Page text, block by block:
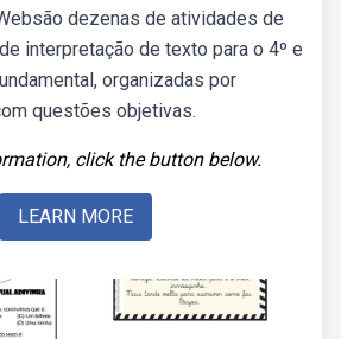
dezenas de atividades de
interpretação de texto para o 4º e
organizadas por
questões objetivas.
click the button below.
LEARN MORE